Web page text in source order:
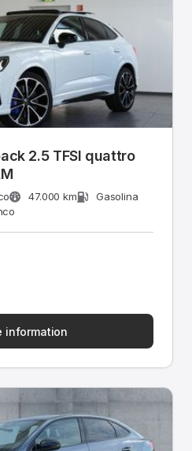
2.5 TFSI quattro
47.000 km
Gasolina
information